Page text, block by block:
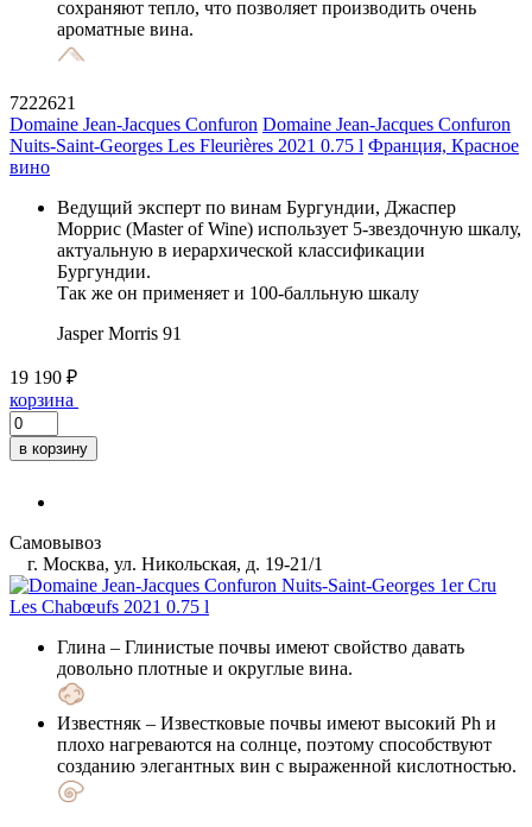
сохраняют тепло, что позволяет производить очень
ароматные вина.
7222621
Domaine Jean-Jacques Confuron Domaine Jean-Jacques Confuron
Nuits-Saint-Georges Les Fleurières 2021 0.75 l Франция, Красное
вино
Ведущий эксперт по винам Бургундии, Джаспер
Моррис (Master of Wine) использует 5-звездочную шкалу,
актуальную в иерархической классификации
Бургундии.
Так же он применяет и 100-балльную шкалу
Jasper Morris 91
19 190 ₽
корзина
в корзину
Самовывоз
г. Москва, ул. Никольская, д. 19-21/1
Глина – Глинистые почвы имеют свойство давать
довольно плотные и округлые вина.
Известняк – Известковые почвы имеют высокий Ph и
плохо нагреваются на солнце, поэтому способствуют
созданию элегантных вин с выраженной кислотностью.